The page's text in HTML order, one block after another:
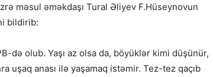
məsul əməkdaşı Tural Əliyev F.Hüseynovun
bildirib:
də olub. Yaşı az olsa da, böyüklər kimi düşünür,
uşaq anası ilə yaşamaq istəmir. Tez-tez qaçıb